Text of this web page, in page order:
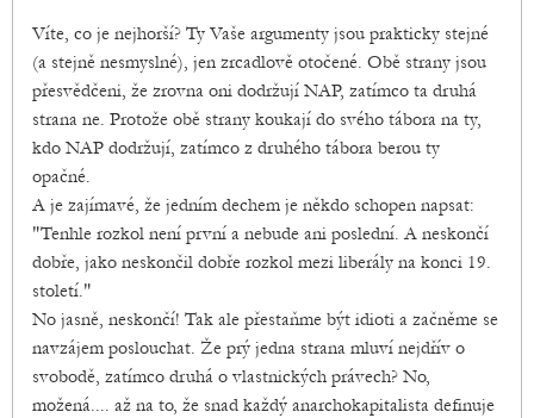
Víte, co je nejhorší? Ty Vaše argumenty jsou prakticky stejné
(a stejně nesmyslné), jen zrcadlově otočené. Obě strany jsou
přesvědčeni, že zrovna oni dodržují NAP, zatímco ta druhá
strana ne. Protože obě strany koukají do svého tábora na ty,
kdo NAP dodržují, zatímco z druhého tábora berou ty
opačné.
A je zajímavé, že jedním dechem je někdo schopen napsat:
"Tenhle rozkol není první a nebude ani poslední. A neskončí
dobře, jako neskončil dobře rozkol mezi liberály na konci 19.
století."
No jasně, neskončí! Tak ale přestaňme být idioti a začněme se
navzájem poslouchat. Že prý jedna strana mluví nejdřív o
svobodě, zatímco druhá o vlastnických právech? No,
možená.... až na to, že snad každý anarchokapitalista definuje